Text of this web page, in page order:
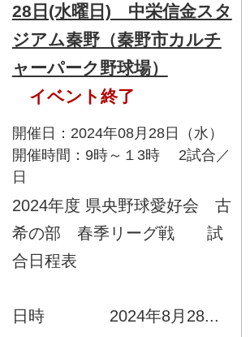
28日(水曜日) 中栄信金スタ
ジアム秦野（秦野市カルチ
ャーパーク野球場）
イベント終了
開催日：2024年08月28日（水）
開催時間：9時～１3時 2試合／
日
2024年度 県央野球愛好会 古
希の部 春季リーグ戦 試
合日程表
日時 2024年8月28...